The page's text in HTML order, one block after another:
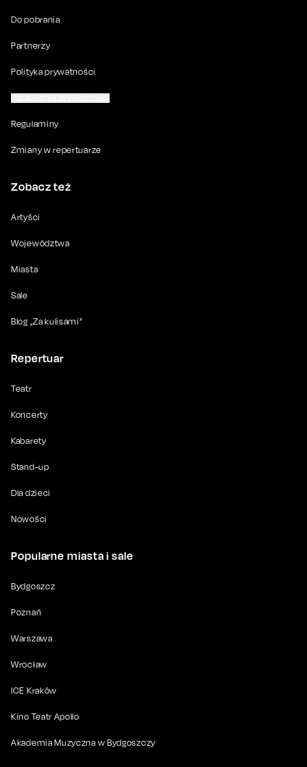
Do pobrania
Partnerzy
Polityka prywatności
Regulaminy
Zmiany w repertuarze
Zobacz też
Artyści
Województwa
Miasta
Sale
Blog „Za kulisami”
Repertuar
Teatr
Koncerty
Kabarety
Stand-up
Dla dzieci
Nowości
Popularne miasta i sale
Bydgoszcz
Poznań
Warszawa
Wrocław
ICE Kraków
Kino Teatr Apollo
Akademia Muzyczna w Bydgoszczy